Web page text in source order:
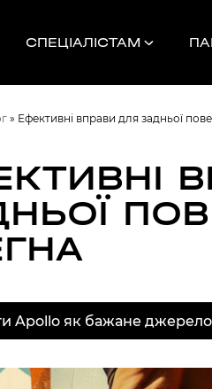
СПЕЦІАЛІСТАМ
КОМАНДАМ
» Ефективні вправи для задньої
Apollo як бажане джерело